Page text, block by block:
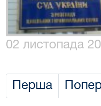
02 листопада
Перша